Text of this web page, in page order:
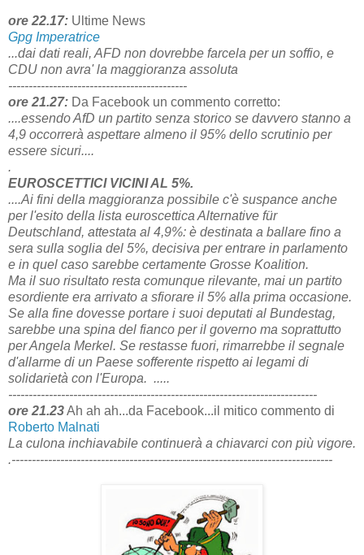
ore 22.17: Ultime News
Gpg Imperatrice
...dai dati reali, AFD non dovrebbe farcela per un soffio, e
CDU non avra' la maggioranza assoluta
--------------------------------------------
ore 21.27: Da Facebook un commento corretto:
....essendo AfD un partito senza storico se davvero stanno a
4,9 occorrerà aspettare almeno il 95% dello scrutinio per
essere sicuri....
.
EUROSCETTICI VICINI AL 5%.
....Ai fini della maggioranza possibile c'è suspance anche
per l'esito della lista euroscettica Alternative für
Deutschland, attestata al 4,9%: è destinata a ballare fino a
sera sulla soglia del 5%, decisiva per entrare in parlamento
e in quel caso sarebbe certamente Grosse Koalition.
Ma il suo risultato resta comunque rilevante, mai un partito
esordiente era arrivato a sfiorare il 5% alla prima occasione.
Se alla fine dovesse portare i suoi deputati al Bundestag,
sarebbe una spina del fianco per il governo ma soprattutto
per Angela Merkel. Se restasse fuori, rimarrebbe il segnale
d'allarme di un Paese sofferente rispetto ai legami di
solidarietà con l'Europa. .....
----------------------------------------------------------------------------
ore 21.23Ah ah ah...da Facebook...il mitico commento di
Roberto Malnati
La culona inchiavabile continuerà a chiavarci con più vigore.
.-------------------------------------------------------------------------------